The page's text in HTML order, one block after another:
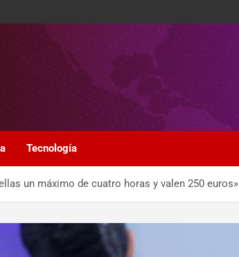
Tecnología
un máximo de cuatro horas y valen 250 euros»